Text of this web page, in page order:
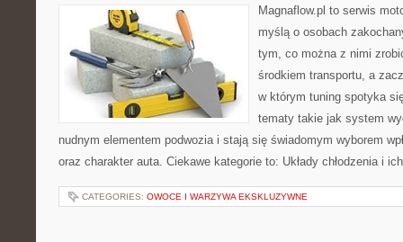
Magnaflow.pl to serwis
myślą o osobach
tym, co można z nimi
środkiem transportu, a
w którym tuning spotyka
tematy takie jak system
nudnym elementem podwozia i stają się świadomym wyborem
oraz charakter auta. Ciekawe kategorie to: Układy chłodzenia i
CATEGORIES: OWOCE I WARZYWA EKSKLUZYWNE